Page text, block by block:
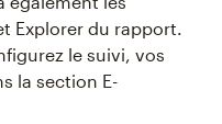
Explorer du rapport.
le suivi, vos
la section E-